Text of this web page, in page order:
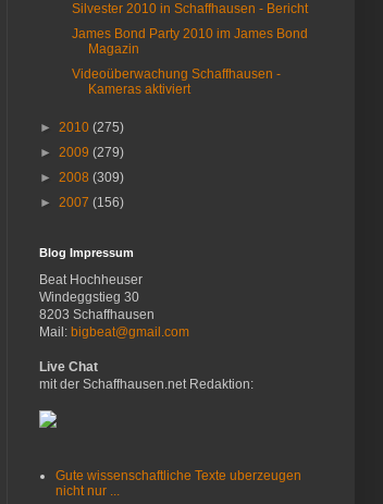
Silvester 2010 in Schaffhausen - Bericht
James Bond Party 2010 im James Bond
Magazin
Videoüberwachung Schaffhausen -
Kameras aktiviert
► 2010 (275)
► 2009 (279)
► 2008 (309)
► 2007 (156)
Blog Impressum
Beat Hochheuser
Windeggstieg 30
8203 Schaffhausen
Mail: bigbeat@gmail.com
Live Chat
mit der Schaffhausen.net Redaktion:
Gute wissenschaftliche Texte uberzeugen
nicht nur ...